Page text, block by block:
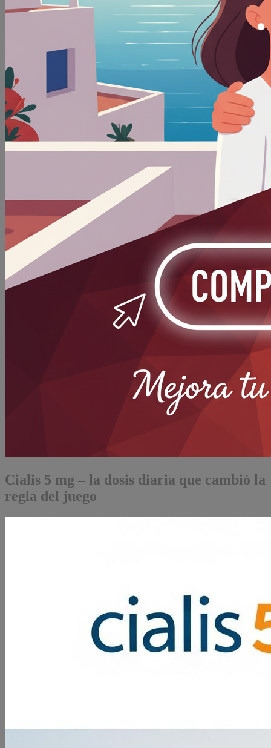
Cialis 5 mg – la dosis diaria que cambió la
regla del juego